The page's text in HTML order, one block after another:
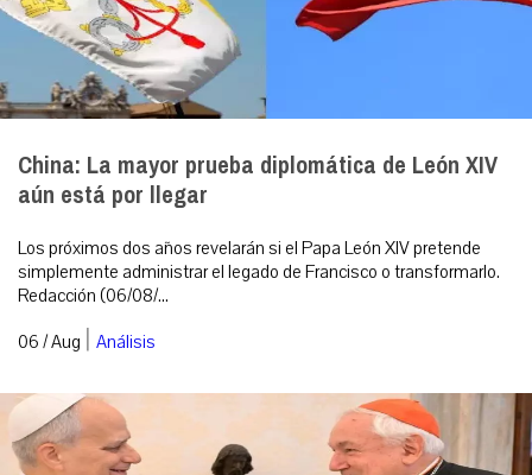
China: La mayor prueba diplomática de León XIV
aún está por llegar
Los próximos dos años revelarán si el Papa León XIV pretende
simplemente administrar el legado de Francisco o transformarlo.
Redacción (06/08/...
06 / Aug | Análisis